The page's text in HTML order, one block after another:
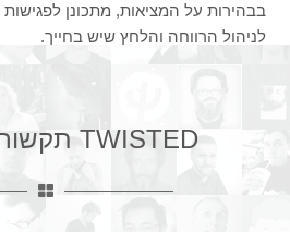
בבהירות על המציאות, מתכונן
לניהול הרווחה והלחץ שיש בחייך.
TWISTED תקשורת שיווקית